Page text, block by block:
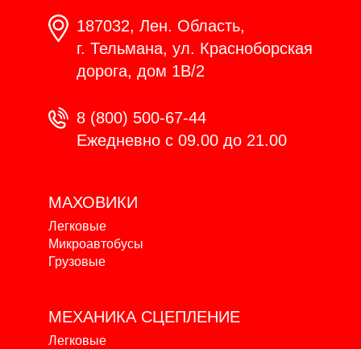
187032, Лен. Область,
г. Тельмана, ул. Красноборская
дорога, дом 1В/2
8 (800) 500-67-44
Ежедневно с 09.00 до 21.00
МАХОВИКИ
Легковые
Микроавтобусы
Грузовые
МЕХАНИКА СЦЕПЛЕНИЕ
Легковые